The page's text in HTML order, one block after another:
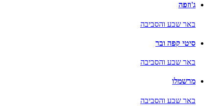
ג'וזפה
באר שבע והסביבה
סיטי קפה ובר
באר שבע והסביבה
מרשמלו
באר שבע והסביבה